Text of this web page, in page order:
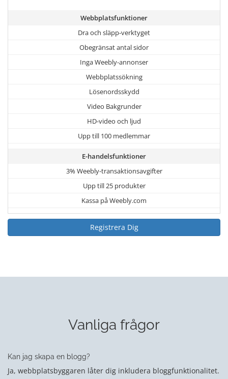
Webbplatsfunktioner
Dra och släpp-verktyget
Obegränsat antal sidor
Inga Weebly-annonser
Webbplatssökning
Lösenordsskydd
Video Bakgrunder
HD-video och ljud
Upp till 100 medlemmar
E-handelsfunktioner
3% Weebly-transaktionsavgifter
Upp till 25 produkter
Kassa på Weebly.com
Registrera Dig
Vanliga frågor
Kan jag skapa en blogg?
Ja, webbplatsbyggaren låter dig inkludera bloggfunktionalitet.